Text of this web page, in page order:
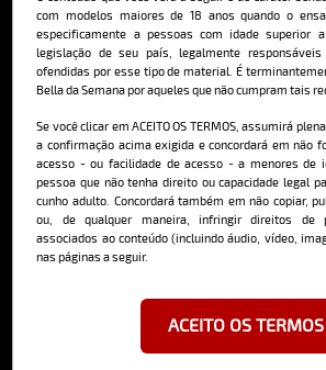
com modelos maiores de 18 anos quando o
especificamente a pessoas com idade superior
legislação de seu país, legalmente
ofendidas por esse tipo de material. É
Bella da Semana por aqueles que não cumpram tais
Se você clicar em ACEITO OS TERMOS, assumirá
a confirmação acima exigida e concordará em não
acesso - ou facilidade de acesso - a menores de
pessoa que não tenha direito ou capacidade legal
cunho adulto. Concordará também em não copiar,
ou, de qualquer maneira, infringir direitos de
associados ao conteúdo (incluindo áudio, vídeo,
nas páginas a seguir.
ACEITO OS TERMOS
Saiba mais
Cadastre-se e receba
deliciosa newsletter
Ao se cadastrar, você concorda em receber